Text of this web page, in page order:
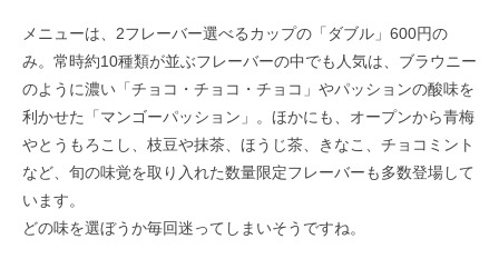
メニューは、2フレーバー選べるカップの「ダブル」600円の
み。常時約10種類が並ぶフレーバーの中でも人気は、ブラウニー
のように濃い「チョコ・チョコ・チョコ」やパッションの酸味を
利かせた「マンゴーパッション」。ほかにも、オープンから青梅
やとうもろこし、枝豆や抹茶、ほうじ茶、きなこ、チョコミント
など、旬の味覚を取り入れた数量限定フレーバーも多数登場して
います。
どの味を選ぼうか毎回迷ってしまいそうですね。